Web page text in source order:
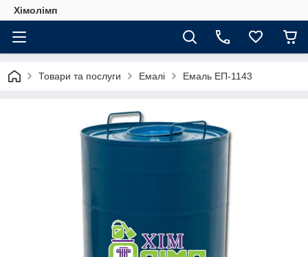
Хімолімп
Товари та послуги Емалі Емаль ЕП-1143